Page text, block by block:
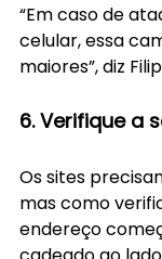
“Em caso de
celular, essa
maiores”, diz
6. Verifique a
Os sites
mas como
endereço